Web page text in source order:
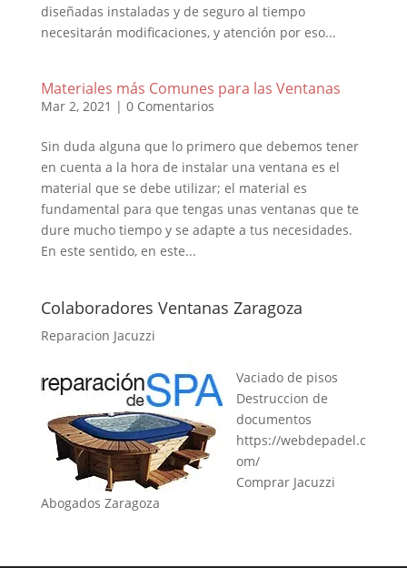
diseñadas instaladas y de seguro al tiempo
necesitarán modificaciones, y atención por eso...
Materiales más Comunes para las Ventanas
Mar 2, 2021 | 0 Comentarios
Sin duda alguna que lo primero que debemos tener
en cuenta a la hora de instalar una ventana es el
material que se debe utilizar; el material es
fundamental para que tengas unas ventanas que te
dure mucho tiempo y se adapte a tus necesidades.
En este sentido, en este...
Colaboradores Ventanas Zaragoza
Reparacion Jacuzzi
Vaciado de pisos
Destruccion de
documentos
https://webdepadel.c
om/
Comprar Jacuzzi
Abogados Zaragoza